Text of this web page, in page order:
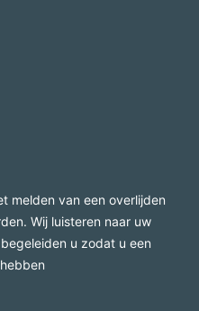
melden van een overlijden
Wij luisteren naar uw
u zodat u een